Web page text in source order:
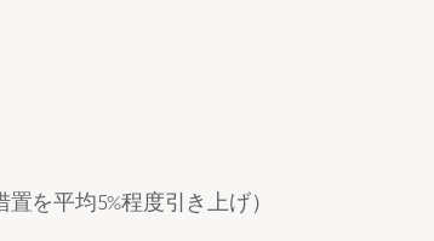
を平均5%程度引き上げ）